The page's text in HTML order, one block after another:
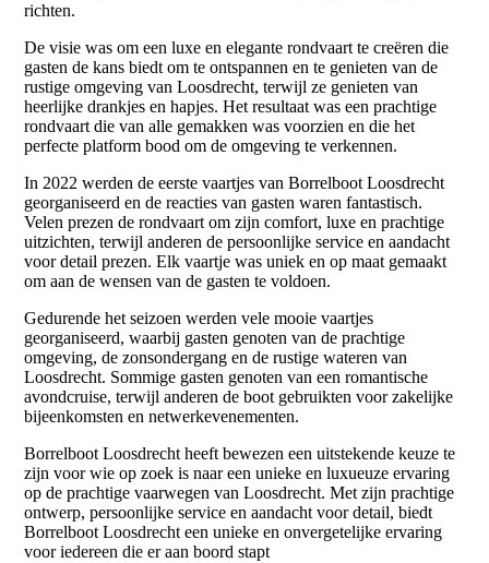
richten.
De visie was om een luxe en elegante rondvaart te creëren die
gasten de kans biedt om te ontspannen en te genieten van de
rustige omgeving van Loosdrecht, terwijl ze genieten van
heerlijke drankjes en hapjes. Het resultaat was een prachtige
rondvaart die van alle gemakken was voorzien en die het
perfecte platform bood om de omgeving te verkennen.
In 2022 werden de eerste vaartjes van Borrelboot Loosdrecht
georganiseerd en de reacties van gasten waren fantastisch.
Velen prezen de rondvaart om zijn comfort, luxe en prachtige
uitzichten, terwijl anderen de persoonlijke service en aandacht
voor detail prezen. Elk vaartje was uniek en op maat gemaakt
om aan de wensen van de gasten te voldoen.
Gedurende het seizoen werden vele mooie vaartjes
georganiseerd, waarbij gasten genoten van de prachtige
omgeving, de zonsondergang en de rustige wateren van
Loosdrecht. Sommige gasten genoten van een romantische
avondcruise, terwijl anderen de boot gebruikten voor zakelijke
bijeenkomsten en netwerkevenementen.
Borrelboot Loosdrecht heeft bewezen een uitstekende keuze te
zijn voor wie op zoek is naar een unieke en luxueuze ervaring
op de prachtige vaarwegen van Loosdrecht. Met zijn prachtige
ontwerp, persoonlijke service en aandacht voor detail, biedt
Borrelboot Loosdrecht een unieke en onvergetelijke ervaring
voor iedereen die er aan boord stapt